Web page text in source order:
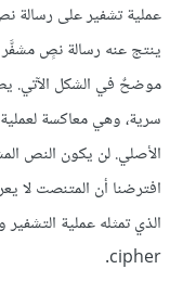
سرية، وهي معاكسة
الأصلي. لن يكون النص
افترضنا أن المتنصت لا
الذي تمثله عملية
cipher.